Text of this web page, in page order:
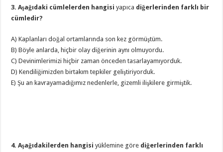
3. Aşağıdaki cümlelerden hangisiyapıca diğerlerinden farklı bir
cümledir?
A) Kaplanları doğal ortamlarında son kez görmüştüm.
B) Böyle anlarda, hiçbir olay diğerinin aynı olmuyordu.
C) Devinimlerimizi hiçbir zaman önceden tasarlayamıyorduk.
D) Kendiliğimizden birtakım tepkiler geliştiriyorduk.
E) Şu an kavrayamadığımız nedenlerle, gizemli ilişkilere girmiştik.
4. Aşağıdakilerden hangisiyüklemine göre diğerlerinden farklı